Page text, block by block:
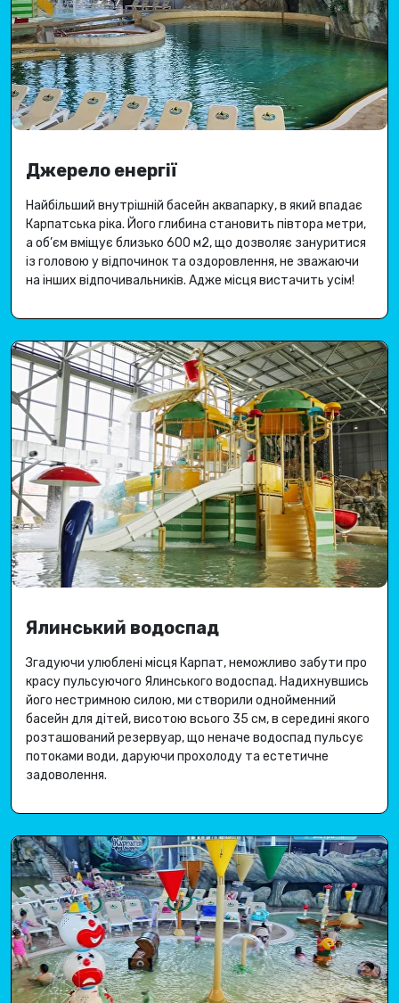
Джерело енергії
Найбільший внутрішній басейн аквапарку, в який впадає
Карпатська ріка. Його глибина становить півтора метри,
а об’єм вміщує близько 600 м2, що дозволяє зануритися
із головою у відпочинок та оздоровлення, не зважаючи
на інших відпочивальників. Адже місця вистачить усім!
Ялинський водоспад
Згадуючи улюблені місця Карпат, неможливо забути про
красу пульсуючого Ялинського водоспад. Надихнувшись
його нестримною силою, ми створили однойменний
басейн для дітей, висотою всього 35 см, в середині якого
розташований резервуар, що неначе водоспад пульсує
потоками води, даруючи прохолоду та естетичне
задоволення.